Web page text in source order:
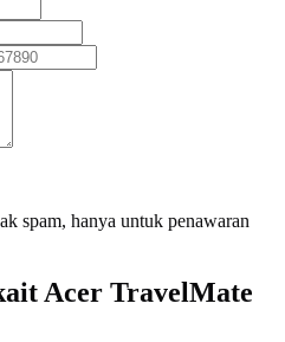
spam, hanya untuk penawaran
Acer TravelMate